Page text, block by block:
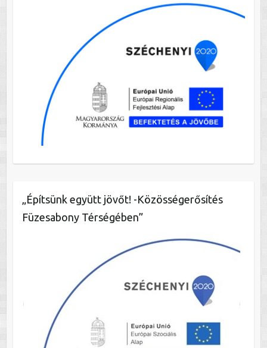
„Építsünk együtt jövőt! -Közösségerősítés
Füzesabony Térségében”